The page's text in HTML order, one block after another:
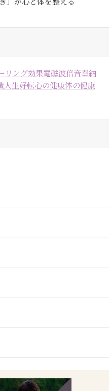
リング効果電磁波倍音奉納
人生好転心の健康体の健康